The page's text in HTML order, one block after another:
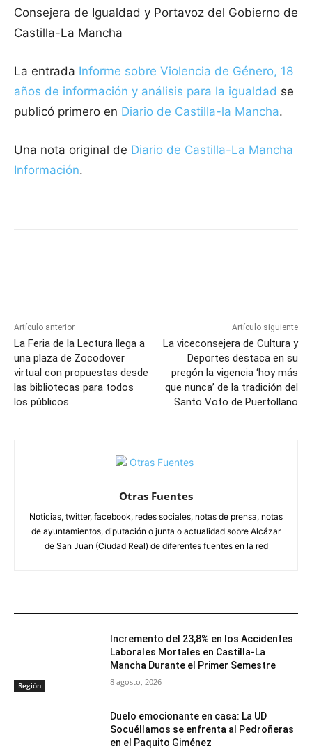
Consejera de Igualdad y Portavoz del Gobierno de
Castilla-La Mancha
La entrada Informe sobre Violencia de Género, 18
años de información y análisis para la igualdad se
publicó primero en Diario de Castilla-la Mancha.
Una nota original de Diario de Castilla-La Mancha
Información.
Artículo anterior
La Feria de la Lectura llega a
una plaza de Zocodover
virtual con propuestas desde
las bibliotecas para todos
los públicos
Artículo siguiente
La viceconsejera de Cultura y
Deportes destaca en su
pregón la vigencia ‘hoy más
que nunca’ de la tradición del
Santo Voto de Puertollano
Otras Fuentes
Noticias, twitter, facebook, redes sociales, notas de prensa, notas
de ayuntamientos, diputación o junta o actualidad sobre Alcázar
de San Juan (Ciudad Real) de diferentes fuentes en la red
Región
Incremento del 23,8% en los Accidentes
Laborales Mortales en Castilla-La
Mancha Durante el Primer Semestre
8 agosto, 2026
Duelo emocionante en casa: La UD
Socuéllamos se enfrenta al Pedroñeras
en el Paquito Giménez